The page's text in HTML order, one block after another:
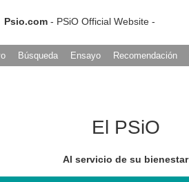
Psio.com - PSiO Official Website -
Búsqueda Ensayo Recomendación
El PSiO
Al servicio de su bienestar